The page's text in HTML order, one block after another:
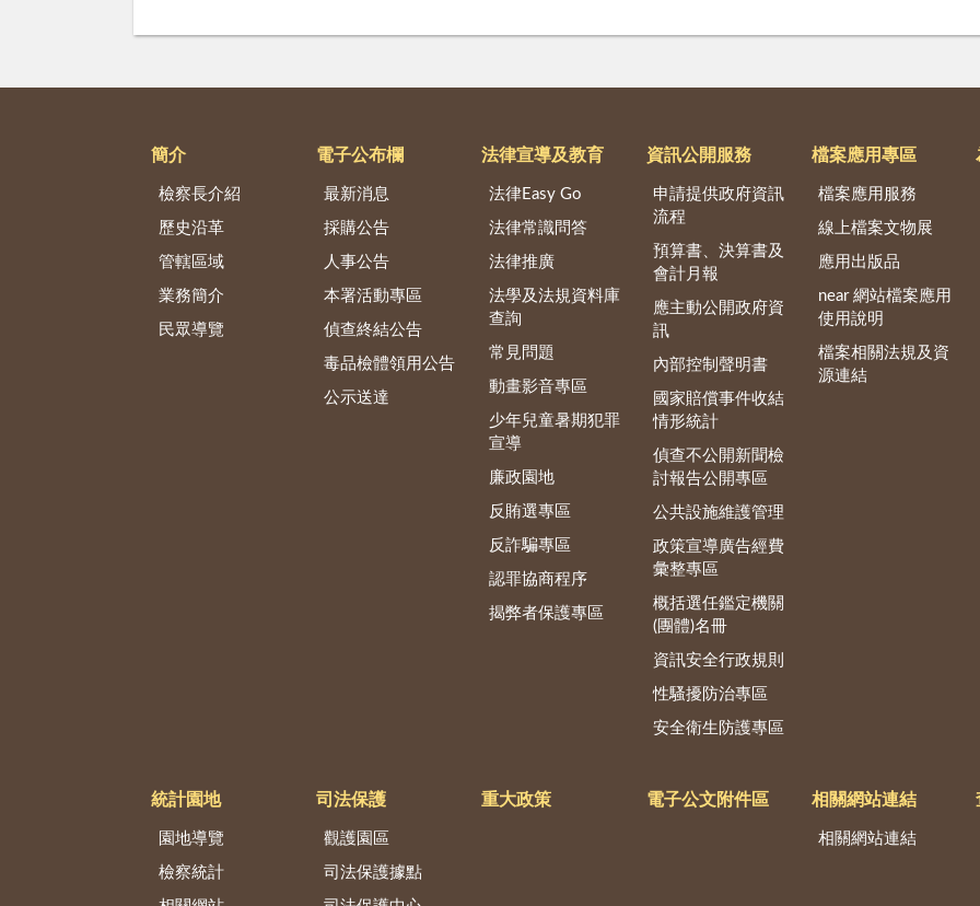
簡介
檢察長介紹
歷史沿革
管轄區域
業務簡介
民眾導覽
電子公布欄
最新消息
採購公告
人事公告
本署活動專區
偵查終結公告
毒品檢體領用公告
公示送達
法律宣導及教育
法律Easy Go
法律常識問答
法律推廣
法學及法規資料庫
查詢
常見問題
動畫影音專區
少年兒童暑期犯罪
宣導
廉政園地
反賄選專區
反詐騙專區
認罪協商程序
揭弊者保護專區
資訊公開服務
申請提供政府資訊
流程
預算書、決算書及
會計月報
應主動公開政府資
訊
內部控制聲明書
國家賠償事件收結
情形統計
偵查不公開新聞檢
討報告公開專區
公共設施維護管理
政策宣導廣告經費
彙整專區
概括選任鑑定機關
(團體)名冊
資訊安全行政規則
性騷擾防治專區
安全衛生防護專區
檔案應用專區
檔案應用服務
線上檔案文物展
應用出版品
near 網站檔案應用
使用說明
檔案相關法規及資
源連結
統計園地
園地導覽
檢察統計
司法保護
觀護園區
司法保護據點
重大政策 電子公文附件區 相關網站連結
相關網站連結